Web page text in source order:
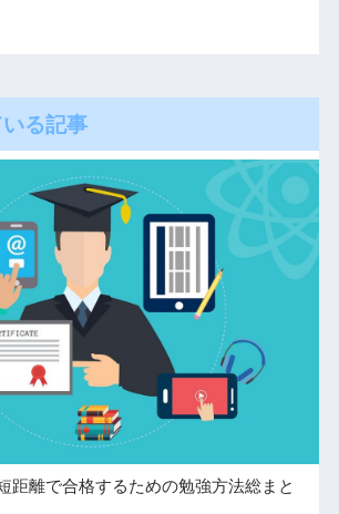
る記事
距離で合格するための勉強方法総まと